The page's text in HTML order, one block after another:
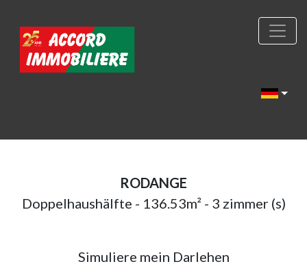
RODANGE
Doppelhaushälfte - 136.53m² - 3 zimmer (s)
Simuliere mein Darlehen